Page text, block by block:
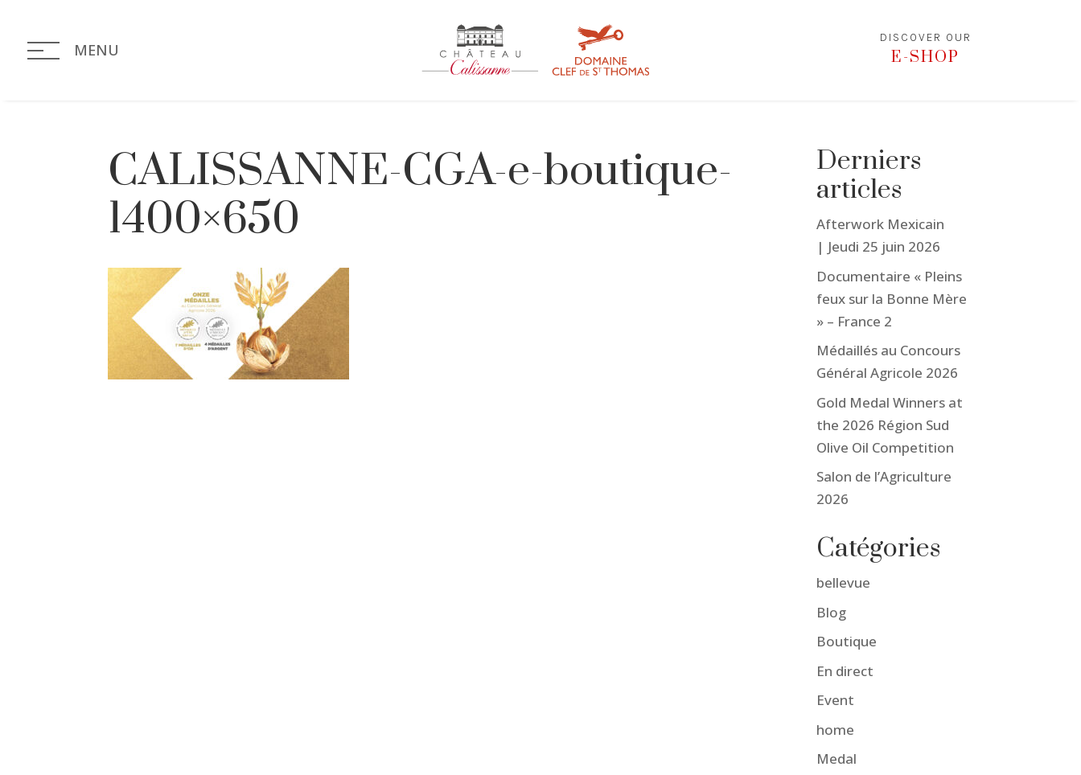
MENU
DISCOVER OUR
E-SHOP
CALISSANNE-CGA-e-boutique-
1400×650
Derniers
articles
Afterwork Mexicain
| Jeudi 25 juin 2026
Documentaire « Pleins
feux sur la Bonne Mère
» – France 2
Médaillés au Concours
Général Agricole 2026
Gold Medal Winners at
the 2026 Région Sud
Olive Oil Competition
Salon de l’Agriculture
2026
Catégories
bellevue
Blog
Boutique
En direct
Event
home
Medal